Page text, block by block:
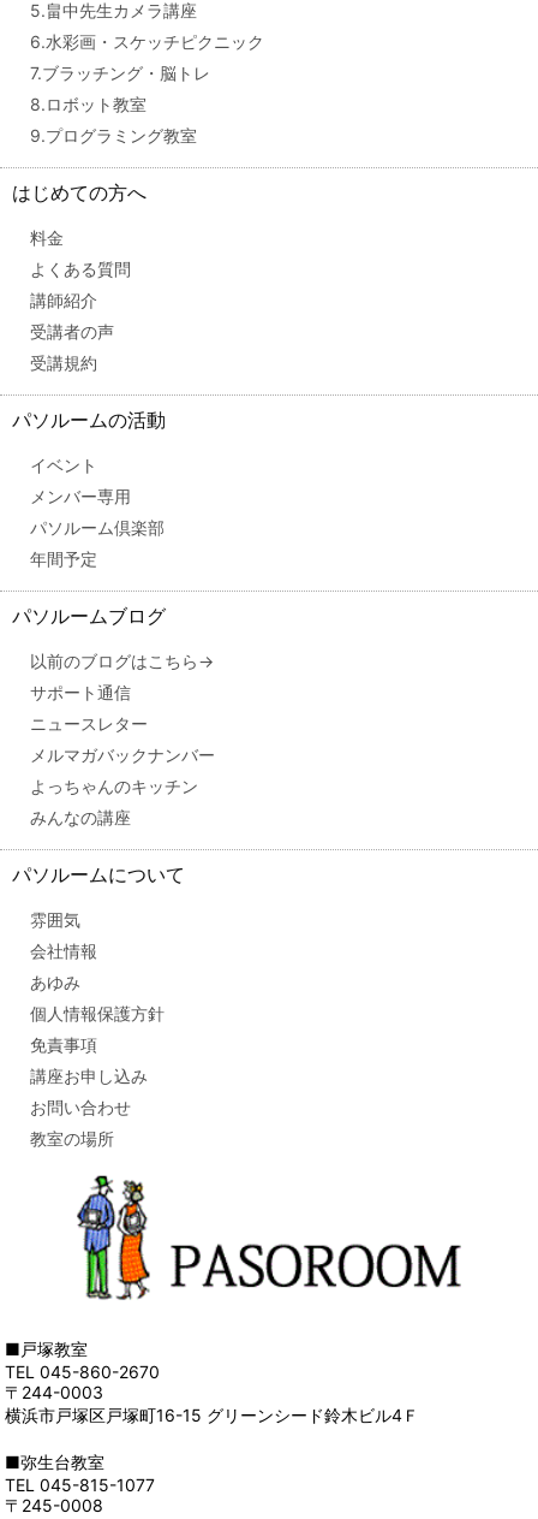
5.畠中先生カメラ講座
6.水彩画・スケッチピクニック
7.ブラッチング・脳トレ
8.ロボット教室
9.プログラミング教室
はじめての方へ
料金
よくある質問
講師紹介
受講者の声
受講規約
パソルームの活動
イベント
メンバー専用
パソルーム倶楽部
年間予定
パソルームブログ
以前のブログはこちら→
サポート通信
ニュースレター
メルマガバックナンバー
よっちゃんのキッチン
みんなの講座
パソルームについて
雰囲気
会社情報
あゆみ
個人情報保護方針
免責事項
講座お申し込み
お問い合わせ
教室の場所
■戸塚教室
TEL 045-860-2670
〒244-0003
横浜市戸塚区戸塚町16-15 グリーンシード鈴木ビル4Ｆ
■弥生台教室
TEL 045-815-1077
〒245-0008